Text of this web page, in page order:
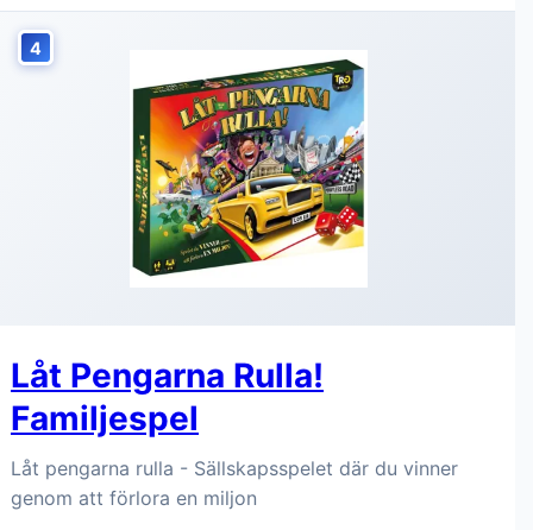
4
Låt Pengarna Rulla!
Familjespel
Låt pengarna rulla - Sällskapsspelet där du vinner
genom att förlora en miljon